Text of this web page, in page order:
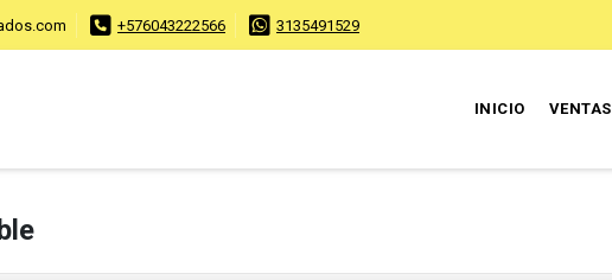
+576043222566 3135491529
INICIO VENTAS